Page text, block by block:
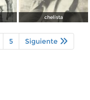
chelista
5 Siguiente